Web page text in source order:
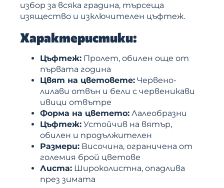
избор за всяка градина, търсеща
изящество и изключителен цъфтеж.
Характеристики:
Цъфтеж: Пролет, обилен още от
първата година
Цвят на цветовете: Червено-
лилави отвън и бели с червеникави
ивици отвътре
Форма на цветето: Лалеобразни
Цъфтеж: Устойчив на вятър,
обилен и продължителен
Размери: Височина, ограничена от
големия брой цветове
Листа: Широколистна, опадлива
през зимата